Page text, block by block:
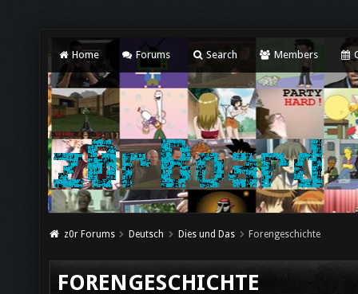
Home Forums Search Members
z0r Forums Deutsch Dies und Das Forengeschichte
FORENGESCHICHTE